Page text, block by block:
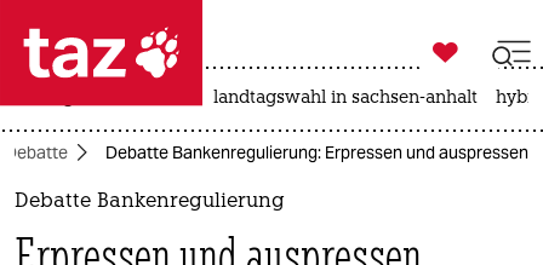
 taz zahl ich
taz zahl ich

taz zahl ich
landtagswahl in sachsen-anhalt
Debatte Debatte Bankenregulierung: Erpressen und auspressen
Debatte Bankenregulierung